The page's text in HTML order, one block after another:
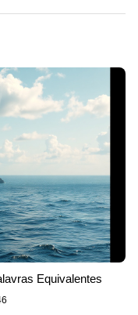
Equivalentes